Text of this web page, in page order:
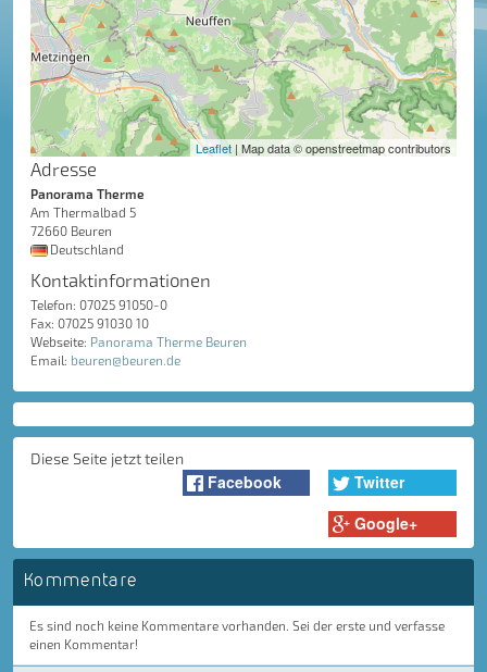
Leaflet | Map data © openstreetmap contributors
Adresse
Panorama Therme
Am Thermalbad 5
72660 Beuren
Deutschland
Kontaktinformationen
Telefon: 07025 91050-0
Fax: 07025 91030 10
Webseite: Panorama Therme Beuren
Email: beuren@beuren.de
Diese Seite jetzt teilen
Facebook
Twitter
Google+
Kommentare
Es sind noch keine Kommentare vorhanden. Sei der erste und verfasse
einen Kommentar!